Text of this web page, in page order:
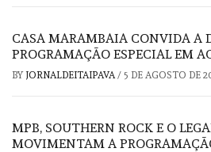
CASA MARAMBAIA CONVIDA A
PROGRAMAÇÃO ESPECIAL EM
BY JORNALDEITAIPAVA/ 5 DE AGOSTO DE
MPB, SOUTHERN ROCK E O
MOVIMENTAM A